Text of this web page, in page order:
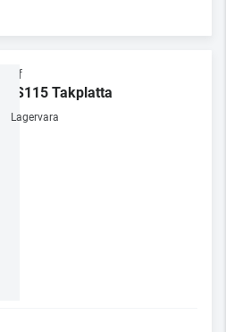
Chief
CMS115 Takplatta
Lagervara